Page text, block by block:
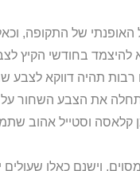
של התקופה,
להיצמד בחודשי הקיץ
רבות תהיה דווקא לצבע
את הצבע השחור על
קלאסה וסטייל אהוב
וישנם כאלו שעולים